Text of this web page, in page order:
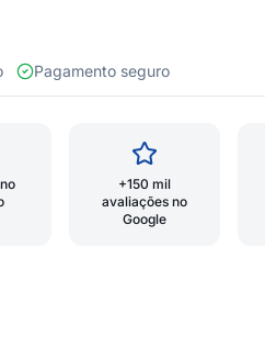
Pagamento seguro
+150 mil
avaliações no
Google